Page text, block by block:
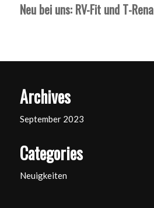
Neu bei uns: RV-Fit und T-Rena
Archives
September 2023
Categories
Neuigkeiten